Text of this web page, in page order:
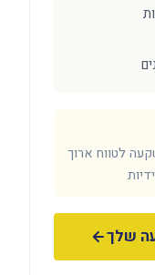
לטווח ארוך
שלך